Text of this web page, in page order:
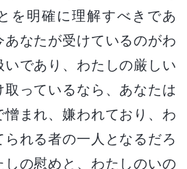
を明確に理解すべきであ
あなたが受けているのがわ
であり、わたしの厳しい
っているなら、あなたは
まれ、嫌われており、わ
れる者の一人となるだろ
しの慰めと、わたしのいの